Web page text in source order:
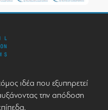
ιδέα που εξυπηρετεί
την απόδοση